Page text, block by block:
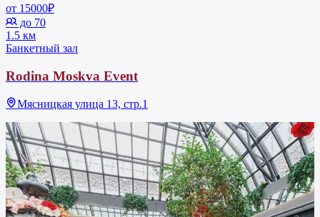
от 15000₽
до 70
1.5 км
Банкетный зал
Rodina Moskva Event
Мясницкая улица 13, стр.1